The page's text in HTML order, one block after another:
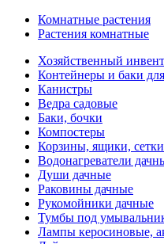
Комнатные растения
Растения комнатные
Хозяйственный
Контейнеры и баки
Канистры
Ведра садовые
Баки, бочки
Компостеры
Корзины, ящики,
Водонагреватели
Души дачные
Раковины дачные
Рукомойники дачные
Тумбы под
Лампы керосиновые,